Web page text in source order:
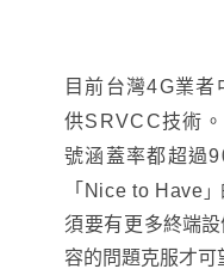
目前台灣4G業者
供SRVCC技術
號涵蓋率都超過
「 Nice to Have 」
須要有更多終端
容的問題克服才可